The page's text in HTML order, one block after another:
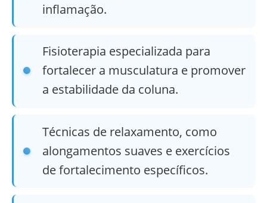
inflamação.
Fisioterapia especializada para
fortalecer a musculatura e promover
a estabilidade da coluna.
Técnicas de relaxamento, como
alongamentos suaves e exercícios
de fortalecimento específicos.